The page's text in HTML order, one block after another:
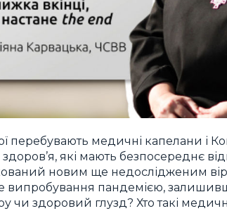
медичні капелани і
які мають безпосереднє
новим ще недослідженим
випробування пандемією,
чи здоровий глузд? Хто такі